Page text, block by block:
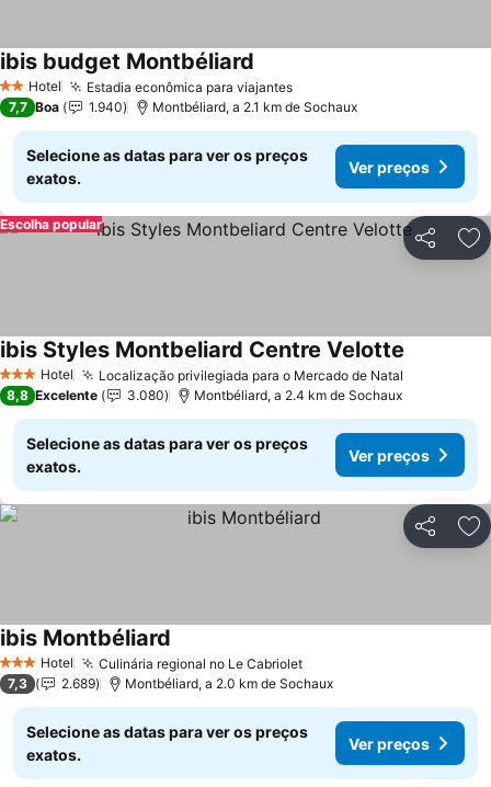
2 Estrelas
Hotel Estadia econômica para viajantesVer preços
ibis budget Montbéliard
7,7 Boa 1.940 Montbéliard, a 2.1 km de Sochaux
Selecione as datas para ver os preços
exatos.
Ver preços
Partilhar
Escolha popular
3 EstrelasHotel Localização privilegiada para o Mercado de Natal
ibis Styles Montbeliard Centre Velotte
8,8 Excelente 3.080 Montbéliard, a 2.4 km de Sochaux
Selecione as datas para ver os preços
exatos.
Ver preços
Partilhar
3 EstrelasHotel Culinária regional no Le CabrioletVer preços
ibis Montbéliard
7,3 2.689 Montbéliard, a 2.0 km de Sochaux
Selecione as datas para ver os preços
exatos.
Ver preços